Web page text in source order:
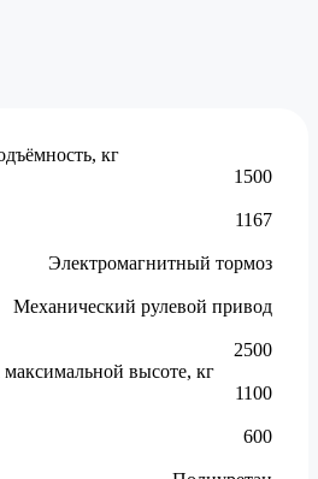
кг
1500
1167
Электромагнитный тормоз
Механический рулевой привод
2500
высоте, кг
1100
600